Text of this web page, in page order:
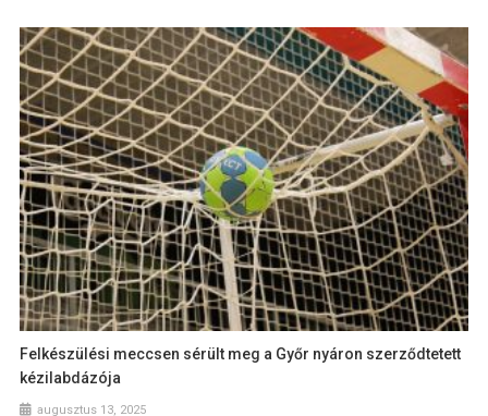
Felkészülési meccsen sérült meg a Győr nyáron szerződtetett
kézilabdázója
augusztus 13, 2025